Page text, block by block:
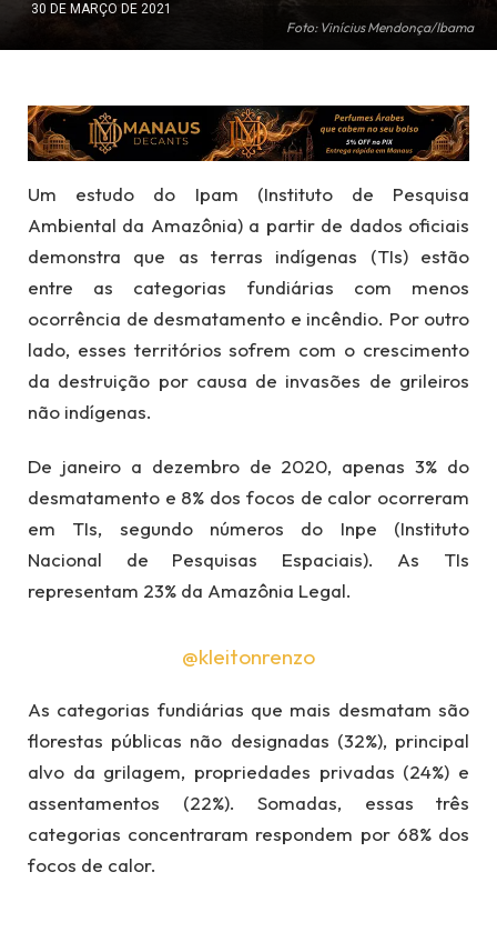
Foto: Vinícius Mendonça/Ibama
30 DE MARÇO DE 2021
Um estudo do Ipam (Instituto de Pesquisa
Ambiental da Amazônia) a partir de dados oficiais
demonstra que as terras indígenas (TIs) estão
entre as categorias fundiárias com menos
ocorrência de desmatamento e incêndio. Por outro
lado, esses territórios sofrem com o crescimento
da destruição por causa de invasões de grileiros
não indígenas.
De janeiro a dezembro de 2020, apenas 3% do
desmatamento e 8% dos focos de calor ocorreram
em TIs, segundo números do Inpe (Instituto
Nacional de Pesquisas Espaciais). As TIs
representam 23% da Amazônia Legal.
@kleitonrenzo
As categorias fundiárias que mais desmatam são
florestas públicas não designadas (32%), principal
alvo da grilagem, propriedades privadas (24%) e
assentamentos (22%). Somadas, essas três
categorias concentraram respondem por 68% dos
focos de calor.